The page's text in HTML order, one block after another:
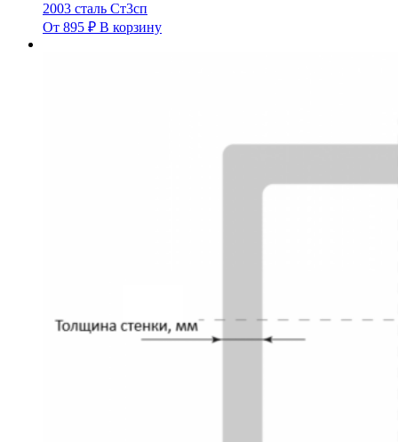
2003 сталь Ст3сп
От 895 ₽ В корзину